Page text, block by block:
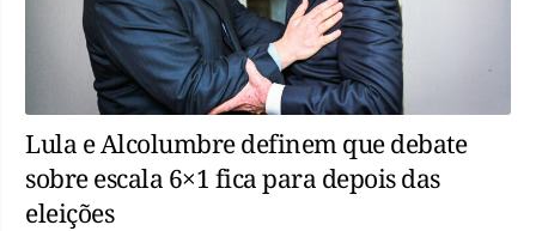
Lula e Alcolumbre definem que debate
sobre escala 6×1 fica para depois das
eleições